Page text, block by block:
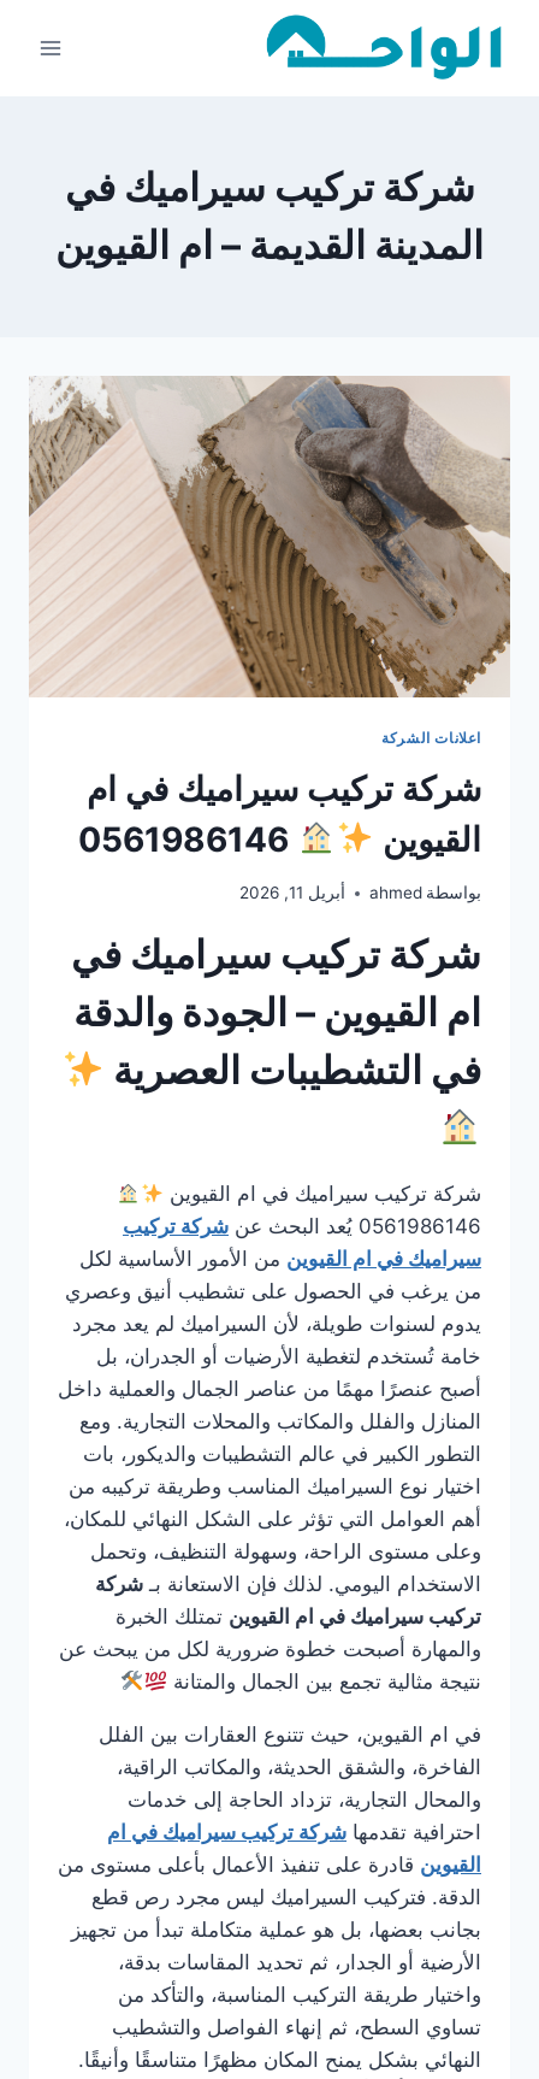
شركة تركيب سيراميك في
المدينة القديمة – ام القيوين
اعلانات الشركة
شركة تركيب سيراميك في ام
القيوين
بواسطة ahmed أبريل 11, 2026
شركة تركيب سيراميك في
ام القيوين – الجودة والدقة
في التشطيبات العصرية
شركة تركيب سيراميك في ام القيوين
0561986146 يُعد البحث عن
شركة تركيب
سيراميك في ام القيوين من الأمور الأساسية لكل
من يرغب في الحصول على تشطيب أنيق وعصري
يدوم لسنوات طويلة، لأن السيراميك لم يعد مجرد
خامة تُستخدم لتغطية الأرضيات أو الجدران، بل
أصبح عنصرًا مهمًا من عناصر الجمال والعملية داخل
المنازل والفلل والمكاتب والمحلات التجارية. ومع
التطور الكبير في عالم التشطيبات والديكور، بات
اختيار نوع السيراميك المناسب وطريقة تركيبه من
أهم العوامل التي تؤثر على الشكل النهائي للمكان،
وعلى مستوى الراحة، وسهولة التنظيف، وتحمل
الاستخدام اليومي. لذلك فإن الاستعانة بـ شركة
تركيب سيراميك في ام القيوين تمتلك الخبرة
والمهارة أصبحت خطوة ضرورية لكل من يبحث عن
نتيجة مثالية تجمع بين الجمال والمتانة
في ام القيوين، حيث تتنوع العقارات بين الفلل
الفاخرة، والشقق الحديثة، والمكاتب الراقية،
والمحال التجارية، تزداد الحاجة إلى خدمات
احترافية تقدمها شركة تركيب سيراميك في ام
القيوين قادرة على تنفيذ الأعمال بأعلى مستوى من
الدقة. فتركيب السيراميك ليس مجرد رص قطع
بجانب بعضها، بل هو عملية متكاملة تبدأ من تجهيز
الأرضية أو الجدار، ثم تحديد المقاسات بدقة،
واختيار طريقة التركيب المناسبة، والتأكد من
تساوي السطح، ثم إنهاء الفواصل والتشطيب
النهائي بشكل يمنح المكان مظهرًا متناسقًا وأنيقًا.